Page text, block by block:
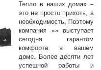
Тепло в наших домах –
это не просто прихоть, а
необходимость. Поэтому
компания «» выступает
сегодня гарантом
комфорта в вашем
доме. Более десяти лет
успешной работы и